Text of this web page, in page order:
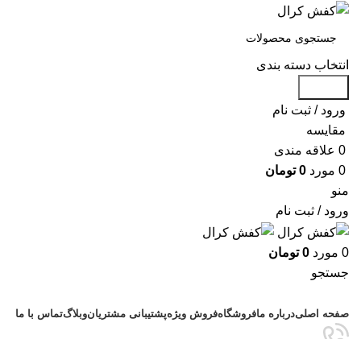
انتخاب دسته بندی
ورود / ثبت نام
مقايسه
0 علاقه مندی
0 مورد 0 تومان
منو
ورود / ثبت نام
0 مورد 0 تومان
جستجو
صفحه اصلیدرباره مافروشگاهفروش ویژهپشتیبانی مشتریانوبلاگتماس با ما